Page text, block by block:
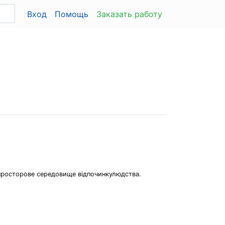
Вход Помощь Заказать работу
середовище відпочинкулюдства.